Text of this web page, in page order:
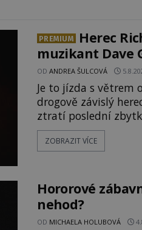
PREMIUM
Herec
muzikant Dave
paranormální
ODANDREA ŠULCOVÁ
Je to jízda s větrem
drogově závislý
ztratí poslední
po silnicích ve svém
řetězu. Vše
Tímto momentem
ZOBRAZIT VÍCE
Hororové
nehod?
OD MICHAELA HOLUBOVÁ